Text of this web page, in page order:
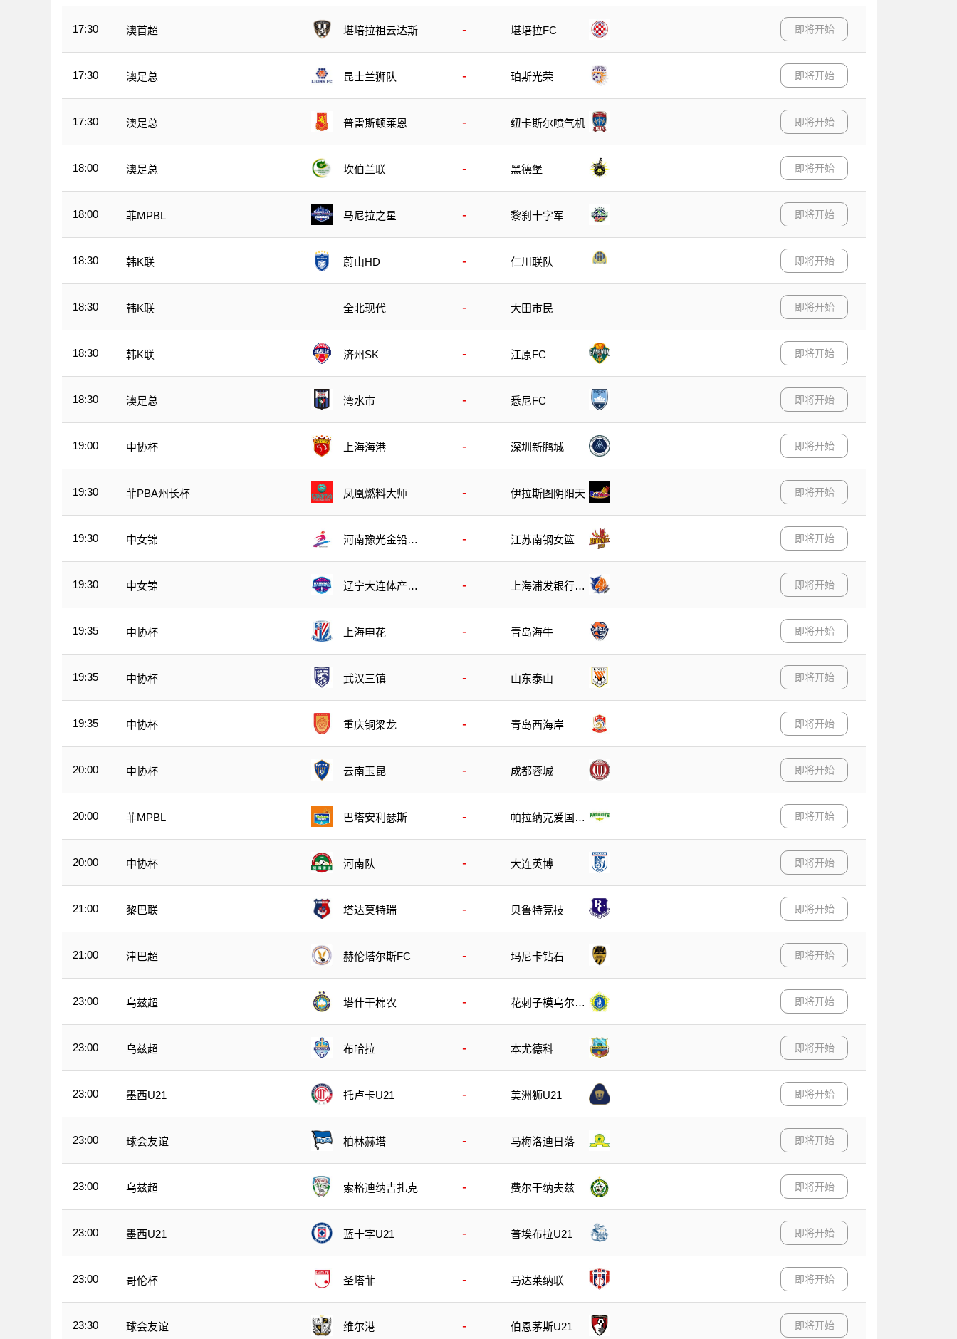
17:30 澳首超 堪培拉祖云达斯 - 堪培拉FC 即将开始
17:30 澳足总 昆士兰狮队 - 珀斯光荣 即将开始
17:30 澳足总 普雷斯顿莱恩 - 纽卡斯尔喷气机 即将开始
18:00 澳足总 坎伯兰联 - 黑德堡 即将开始
18:00 菲MPBL 马尼拉之星 - 黎刹十字军 即将开始
18:30 韩K联 蔚山HD - 仁川联队 即将开始
18:30 韩K联 全北现代 - 大田市民 即将开始
18:30 韩K联 济州SK - 江原FC 即将开始
18:30 澳足总 湾水市 - 悉尼FC 即将开始
19:00 中协杯 上海海港 - 深圳新鹏城 即将开始
19:30 菲PBA州长杯 凤凰燃料大师 - 伊拉斯图阴阳天 即将开始
19:30 中女锦
河南豫光金铅女
- 江苏南钢女篮 即将开始
19:30 中女锦
辽宁大连体产女
-
上海浦发银行女
即将开始
19:35 中协杯 上海申花 - 青岛海牛 即将开始
19:35 中协杯 武汉三镇 - 山东泰山 即将开始
19:35 中协杯 重庆铜梁龙 - 青岛西海岸 即将开始
20:00 中协杯 云南玉昆 - 成都蓉城 即将开始
20:00 菲MPBL 巴塔安利瑟斯 -
帕拉纳克爱国者
即将开始
20:00 中协杯 河南队 - 大连英博 即将开始
21:00 黎巴联 塔达莫特瑞 - 贝鲁特竞技 即将开始
21:00 津巴超 赫伦塔尔斯FC - 玛尼卡钻石 即将开始
23:00 乌兹超 塔什干棉农 -
花刺子模乌尔根
即将开始
23:00 乌兹超 布哈拉 - 本尤德科 即将开始
23:00 墨西U21 托卢卡U21 - 美洲狮U21 即将开始
23:00 球会友谊 柏林赫塔 - 马梅洛迪日落 即将开始
23:00 乌兹超 索格迪纳吉扎克 - 费尔干纳夫兹 即将开始
23:00 墨西U21 蓝十字U21 - 普埃布拉U21 即将开始
23:00 哥伦杯 圣塔菲 - 马达莱纳联 即将开始
23:30 球会友谊 维尔港 - 伯恩茅斯U21 即将开始